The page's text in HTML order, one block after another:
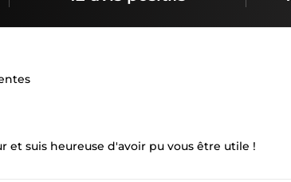
et suis heureuse d'avoir pu vous être utile !